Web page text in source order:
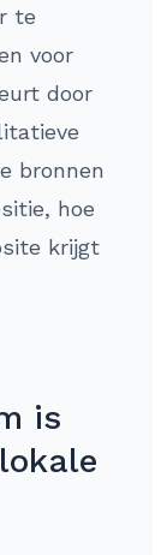
te
voor
door
bronnen
hoe
krijgt
is